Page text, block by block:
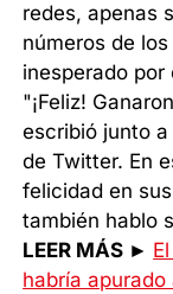
redes, apenas
números de
inesperado
"¡Feliz!
escribió junto
de Twitter. En
felicidad en
también hablo
LEER MÁS ►
habría apurado